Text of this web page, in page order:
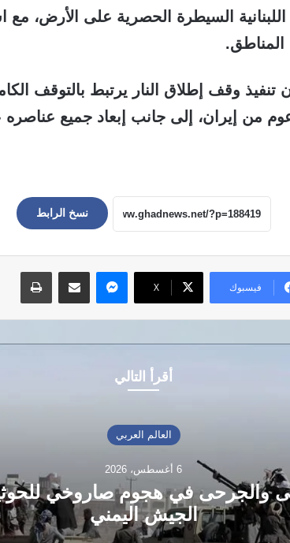
السيطرة الحصرية على الأرض، مع
المناطق.
تنفيذ وقف إطلاق النار يرتبط بالتوقف
من إيران، إلى جانب إبعاد جميع
نسخ الرابط
فيسبوك ‫X
ماسنجر مشاركة عبر البريد طباعة
أقرأ التالي
على مقار